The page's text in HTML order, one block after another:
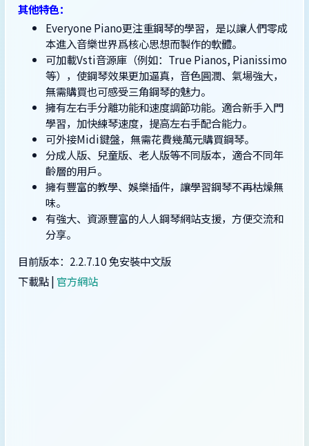
其他特色：
Everyone Piano更注重鋼琴的學習，是以讓人們零成
本進入音樂世界爲核心思想而製作的軟體。
可加載Vsti音源庫（例如：True Pianos, Pianissimo
等），使鋼琴效果更加逼真，音色圓潤、氣場強大，
無需購買也可感受三角鋼琴的魅力。
擁有左右手分離功能和速度調節功能。適合新手入門
學習，加快練琴速度，提高左右手配合能力。
可外接Midi鍵盤，無需花費幾萬元購買鋼琴。
分成人版、兒童版、老人版等不同版本，適合不同年
齡層的用戶。
擁有豐富的教學、娛樂插件，讓學習鋼琴不再枯燥無
味。
有強大、資源豐富的人人鋼琴網站支援，方便交流和
分享。
目前版本：2.2.7.10 免安裝中文版
下載點 | 官方網站